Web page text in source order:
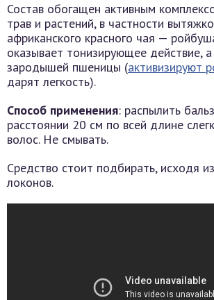
Состав обогащен активным
трав и растений, в частности
африканского красного чая —
оказывает тонизирующее действие,
зародышей пшеницы (активизируют
дарят легкость).
Способ применения: распылить
расстоянии 20 см по всей длине
волос. Не смывать.
Средство стоит подбирать, исходя
локонов.